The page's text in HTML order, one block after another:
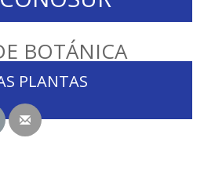
BOTÁNICA
PLANTAS